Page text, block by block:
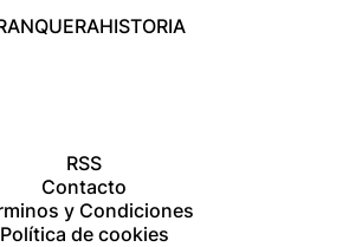
HISTORIA
RSS
Contacto
y Condiciones
Política de cookies